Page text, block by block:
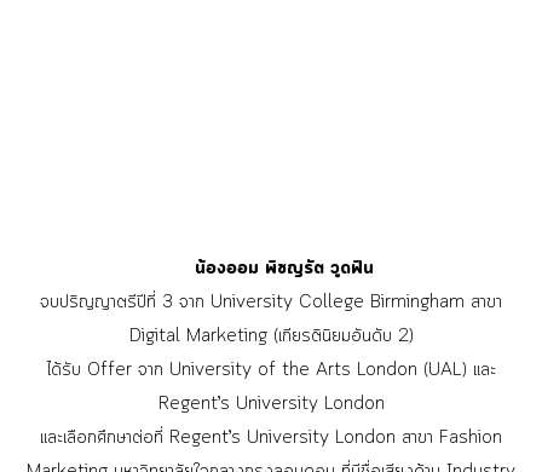
น้องออม พิชญรัต วูดฟิน
จบปริญญาตรีปีที่ 3 จาก University College Birmingham สาขา
Digital Marketing (เกียรตินิยมอันดับ 2)
ได้รับ Offer จาก University of the Arts London (UAL) และ
Regent’s University London
และเลือกศึกษาต่อที่ Regent’s University London สาขา Fashion